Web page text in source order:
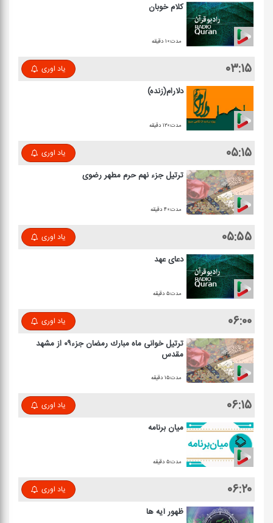
كلام خوبان
مدت:۱۰ دقیقه
۰۳:۱۵ یاد اوری
دلارام(زنده)
مدت:۱۲۰ دقیقه
۰۵:۱۵ یاد اوری
ترتیل جزء نهم حرم مطهر رضوی
مدت:۴۰ دقیقه
۰۵:۵۵ یاد اوری
دعای عهد
مدت:۵ دقیقه
۰۶:۰۰ یاد اوری
ترتیل خوانی ماه مبارك رمضان جزء۰۹ از مشهد
مقدس
مدت:۱۵ دقیقه
۰۶:۱۵ یاد اوری
میان برنامه
مدت:۵ دقیقه
۰۶:۲۰ یاد اوری
ظهور آیه ها